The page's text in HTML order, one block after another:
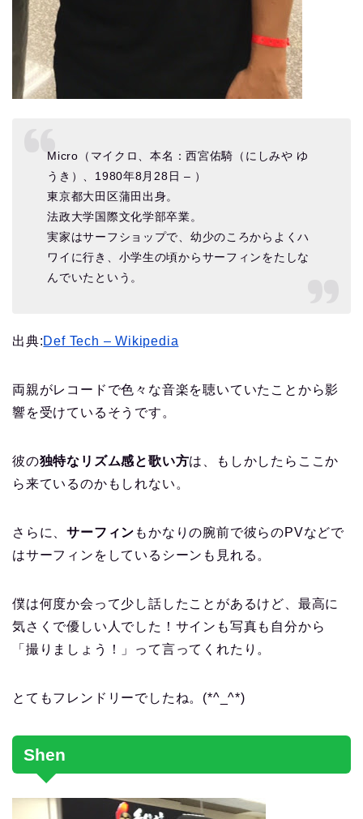
Micro（マイクロ、本名：西宮佑騎（にしみや ゆ
うき）、1980年8月28日 – ）
東京都大田区蒲田出身。
法政大学国際文化学部卒業。
実家はサーフショップで、幼少のころからよくハ
ワイに行き、小学生の頃からサーフィンをたしな
んでいたという。
出典:Def Tech – Wikipedia
両親がレコードで色々な音楽を聴いていたことから影
響を受けているそうです。
彼の独特なリズム感と歌い方は、もしかしたらここか
ら来ているのかもしれない。
さらに、サーフィン もかなりの腕前で彼らのPVなどで
はサーフィンをしているシーンも見れる。
僕は何度か会って少し話したことがあるけど、最高に
気さくで優しい人でした！サインも写真も自分から
「撮りましょう！」って言ってくれたり。
とてもフレンドリーでしたね。(*^_^*)
Shen